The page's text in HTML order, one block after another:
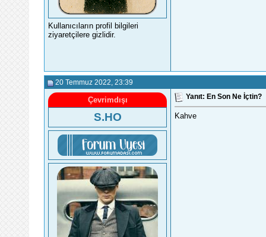
Kullanıcıların profil bilgileri
ziyaretçilere gizlidir.
20 Temmuz 2022 , 23:39
Çevrimdışı
S.HO
Yanıt: En Son Ne İçtin?
Kahve